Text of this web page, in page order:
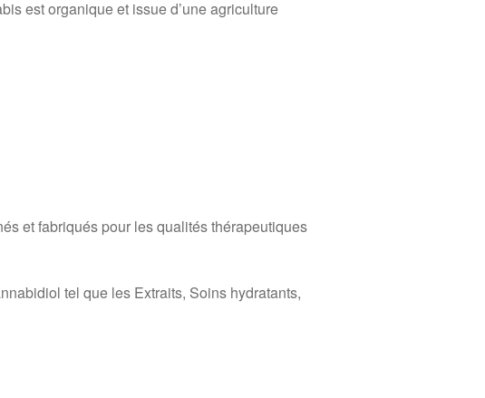
est organique et issue d’une agriculture
et fabriqués pour les qualités thérapeutiques
tel que les Extraits, Soins hydratants,